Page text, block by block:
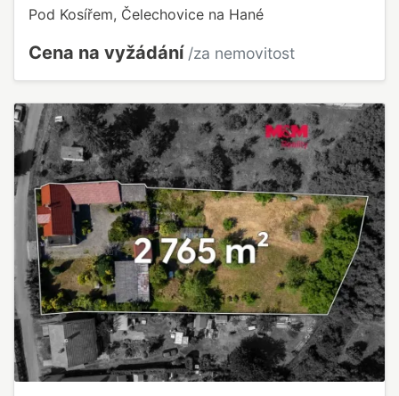
Pod Kosířem, Čelechovice na Hané
Cena na vyžádání /za nemovitost